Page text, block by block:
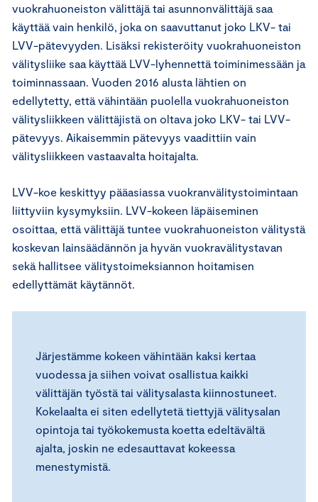
vuokrahuoneiston välittäjä tai asunnonvälittäjä saa
käyttää vain henkilö, joka on saavuttanut joko LKV- tai
LVV-pätevyyden. Lisäksi rekisteröity vuokrahuoneiston
välitysliike saa käyttää LVV-lyhennettä toiminimessään ja
toiminnassaan. Vuoden 2016 alusta lähtien on
edellytetty, että vähintään puolella vuokrahuoneiston
välitysliikkeen välittäjistä on oltava joko LKV- tai LVV-
pätevyys. Aikaisemmin pätevyys vaadittiin vain
välitysliikkeen vastaavalta hoitajalta.
LVV-koe keskittyy pääasiassa vuokranvälitystoimintaan
liittyviin kysymyksiin. LVV-kokeen läpäiseminen
osoittaa, että välittäjä tuntee vuokrahuoneiston välitystä
koskevan lainsäädännön ja hyvän vuokravälitystavan
sekä hallitsee välitystoimeksiannon hoitamisen
edellyttämät käytännöt.
Järjestämme kokeen vähintään kaksi kertaa
vuodessa ja siihen voivat osallistua kaikki
välittäjän työstä tai välitysalasta kiinnostuneet.
Kokelaalta ei siten edellytetä tiettyjä välitysalan
opintoja tai työkokemusta koetta edeltävältä
ajalta, joskin ne edesauttavat kokeessa
menestymistä.